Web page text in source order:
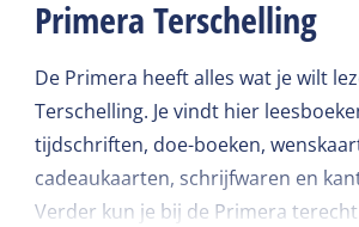
Primera Terschelling
De Primera heeft alles wat je wilt
Terschelling. Je vindt hier
tijdschriften, doe-boeken,
cadeaukaarten, schrijfwaren en
Verder kun je bij de Primera